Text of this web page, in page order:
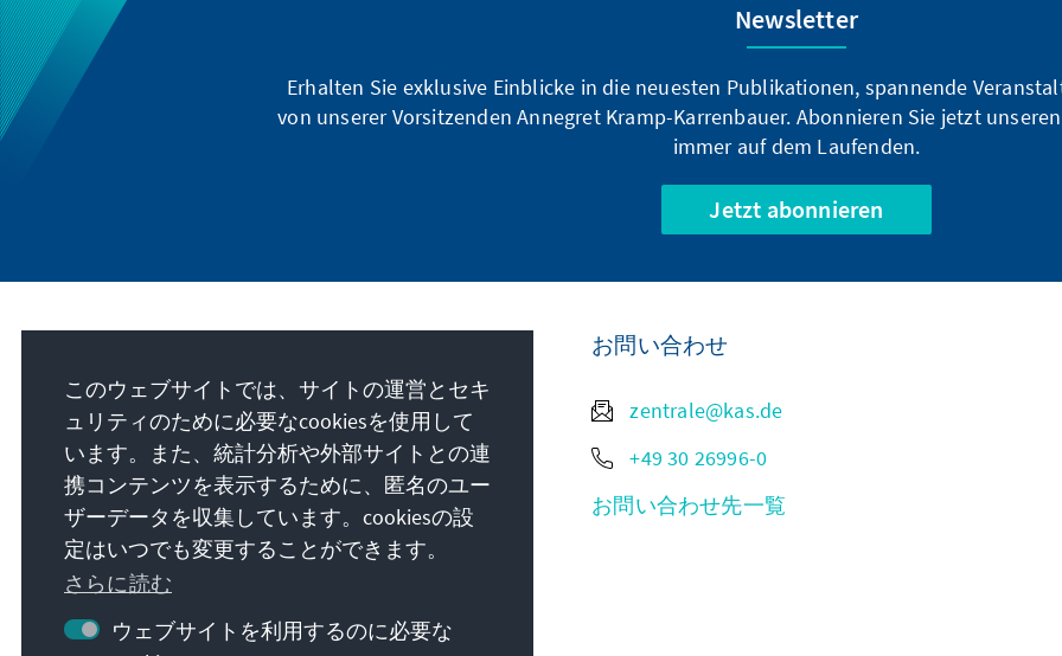
Newsletter
Erhalten Sie exklusive Einblicke in die neuesten Publikationen, spannende
von unserer Vorsitzenden Annegret Kramp-Karrenbauer. Abonnieren Sie jetzt
immer auf dem Laufenden.
Jetzt abonnieren
Die Konrad-Adenauer-Stiftung setzt sich
national und international durch politische
Bildung für Frieden, Freiheit und
Gerechtigkeit ein. Wir fördern und bewahren
freiheitliche Demokratie, die Soziale
Marktwirtschaft und die Entwicklung und
Festigung des Wertekonsenses.
お問い合わせ
zentrale@kas.de
+49 30 26996-0
お問い合わせ先一覧
このウェブサイトでは、サイトの運営とセキ
ュリティのために必要なcookiesを使用して
います。また、統計分析や外部サイトとの連
携コンテンツを表示するために、匿名のユー
ザーデータを収集しています。cookiesの設
定はいつでも変更することができます。
さらに読む
ウェブサイトを利用するのに必要な